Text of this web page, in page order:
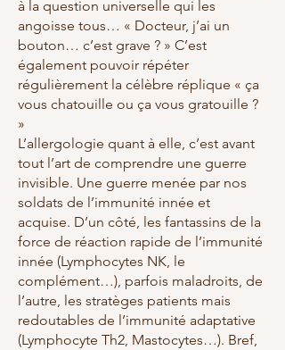
à la question universelle qui les
angoisse tous… « Docteur, j’ai un
bouton… c’est grave ? » C’est
également pouvoir répéter
régulièrement la célèbre réplique « ça
vous chatouille ou ça vous gratouille ?
»
L’allergologie quant à elle, c’est avant
tout l’art de comprendre une guerre
invisible. Une guerre menée par nos
soldats de l’immunité innée et
acquise. D’un côté, les fantassins de la
force de réaction rapide de l’immunité
innée (Lymphocytes NK, le
complément…), parfois maladroits, de
l’autre, les stratèges patients mais
redoutables de l’immunité adaptative
(Lymphocyte Th2, Mastocytes…). Bref,